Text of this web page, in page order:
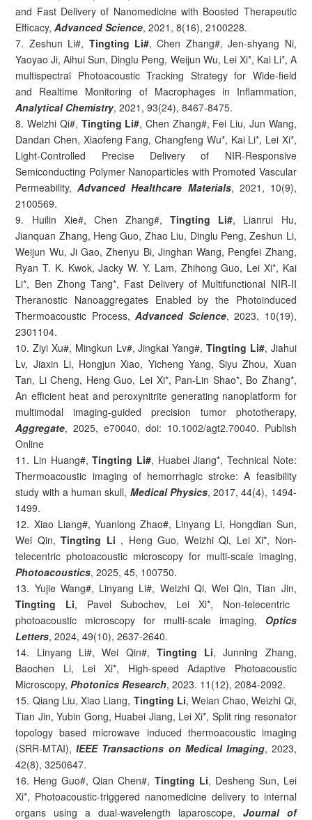
and Fast Delivery of Nanomedicine with Boosted Therapeutic
Efficacy,Advanced Science, 2021, 8(16), 2100228.
7. Zeshun Li#, Tingting Li#, Chen Zhang#, Jen-shyang Ni,
Yaoyao Ji, Aihui Sun, Dinglu Peng, Weijun Wu, Lei Xi*, Kai Li*, A
multispectral Photoacoustic Tracking Strategy for Wide-field
and Realtime Monitoring of Macrophages in Inflammation,
Analytical Chemistry, 2021, 93(24), 8467-8475.
8. Weizhi Qi#, Tingting Li#, Chen Zhang#, Fei Liu, Jun Wang,
Dandan Chen, Xiaofeng Fang, Changfeng Wu*, Kai Li*, Lei Xi*,
Light-Controlled Precise Delivery of NIR-Responsive
Semiconducting Polymer Nanoparticles with Promoted Vascular
Permeability,Advanced Healthcare Materials, 2021, 10(9),
2100569.
9. Huilin Xie#, Chen Zhang#,Tingting Li#, Lianrui Hu,
Jianquan Zhang, Heng Guo, Zhao Liu, Dinglu Peng, Zeshun Li,
Weijun Wu, Ji Gao, Zhenyu Bi, Jinghan Wang, Pengfei Zhang,
Ryan T. K. Kwok, Jacky W. Y. Lam, Zhihong Guo, Lei Xi*, Kai
Li*, Ben Zhong Tang*, Fast Delivery of Multifunctional NIR-II
Theranostic Nanoaggregates Enabled by the Photoinduced
Thermoacoustic Process,Advanced Science, 2023, 10(19),
2301104.
10. Ziyi Xu#, Mingkun Lv#, Jingkai Yang#,Tingting Li#, Jiahui
Lv, Jiaxin Li, Hongjun Xiao, Yicheng Yang, Siyu Zhou, Xuan
Tan, Li Cheng, Heng Guo, Lei Xi*, Pan-Lin Shao*, Bo Zhang*,
An efficient heat and peroxynitrite generating nanoplatform for
multimodal imaging-guided precision tumor phototherapy,
Aggregate, 2025, e70040, doi: 10.1002/agt2.70040. Publish
Online
11. Lin Huang#,Tingting Li#, Huabei Jiang*, Technical Note:
Thermoacoustic imaging of hemorrhagic stroke: A feasibility
study with a human skull, Medical Physics, 2017, 44(4), 1494-
1499.
12. Xiao Liang#, Yuanlong Zhao#, Linyang Li, Hongdian Sun,
Wei Qin,Tingting Li , Heng Guo, Weizhi Qi, Lei Xi*, Non-
telecentric photoacoustic microscopy for multi-scale imaging,
Photoacoustics, 2025, 45, 100750.
13. Yujie Wang#, Linyang Li#, Weizhi Qi, Wei Qin, Tian Jin,
Tingting Li, Pavel Subochev, Lei Xi*, Non-telecentric
photoacoustic microscopy for multi-scale imaging, Optics
Letters, 2024, 49(10), 2637-2640.
14. Linyang Li#, Wei Qin#, Tingting Li, Junning Zhang,
Baochen Li, Lei Xi*, High-speed Adaptive Photoacoustic
Microscopy,Photonics Research, 2023. 11(12), 2084-2092.
15. Qiang Liu, Xiao Liang, Tingting Li, Weian Chao, Weizhi Qi,
Tian Jin, Yubin Gong, Huabei Jiang, Lei Xi*, Split ring resonator
topology based microwave induced thermoacoustic imaging
(SRR-MTAI),IEEE Transactions on Medical Imaging, 2023,
42(8), 3250647.
16. Heng Guo#, Qian Chen#, Tingting Li, Desheng Sun, Lei
Xi*, Photoacoustic-triggered nanomedicine delivery to internal
organs using a dual-wavelength laparoscope, Journal of